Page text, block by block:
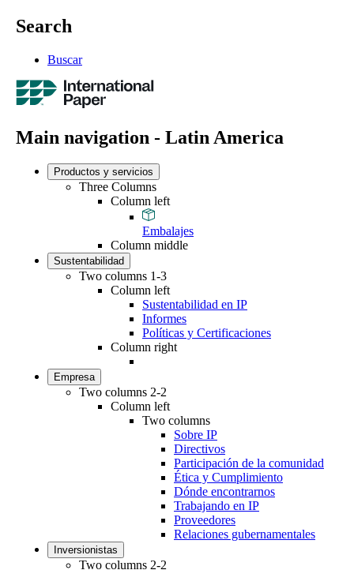
Search
Buscar
Main navigation - Latin America
Productos y servicios
Three Columns
Column left
Embalajes
Column middle
Sustentabilidad
Two columns 1-3
Column left
Sustentabilidad en IP
Informes
Políticas y Certificaciones
Column right
Empresa
Two columns 2-2
Column left
Two columns
Sobre IP
Directivos
Participación de la comunidad
Ética y Cumplimiento
Dónde encontrarnos
Trabajando en IP
Proveedores
Relaciones gubernamentales
Inversionistas
Two columns 2-2